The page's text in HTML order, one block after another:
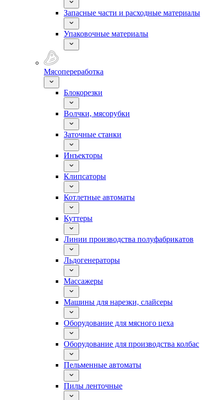
Запасные части и расходные материалы
Упаковочные материалы
Мясопереработка
Блокорезки
Волчки, мясорубки
Заточные станки
Инъекторы
Клипсаторы
Котлетные автоматы
Куттеры
Линии производства полуфабрикатов
Льдогенераторы
Массажеры
Машины для нарезки, слайсеры
Оборудование для мясного цеха
Оборудование для производства колбас
Пельменные автоматы
Пилы ленточные